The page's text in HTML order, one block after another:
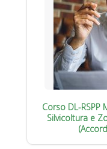
Corso DL-
Silvicoltura e